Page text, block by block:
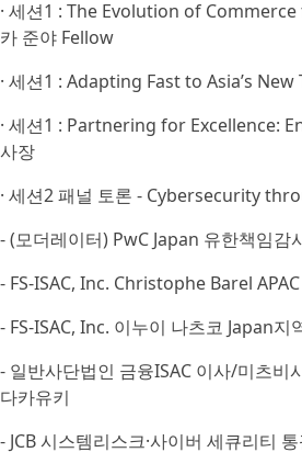
· 세션1 : The Evolution of
카 준야 Fellow
· 세션1 : Adapting Fast to Asia’s
· 세션1 : Partnering for Excellence:
사장
· 세션2 패널 토론 - Cybersecurity
- (모더레이터) PwC Japan 유한책임
- FS-ISAC, Inc. Christophe Barel
- FS-ISAC, Inc. 이누이 나츠코 Japan지
- 일반사단법인 금융ISAC 이사/미츠
다카유키
- JCB 시스템리스크·사이버 세큐리티